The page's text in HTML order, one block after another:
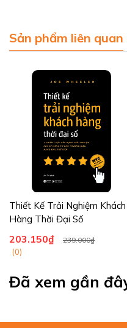
Alpha Books trân trọng giới
Sản phẩm liên quan
Thiết Kế Trải Nghiệm Khách
Hàng Thời Đại Số
203.150₫ 239.000₫
(0)
Đã xem gần